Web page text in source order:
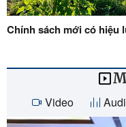
Chính sách mới có hiệu
Video